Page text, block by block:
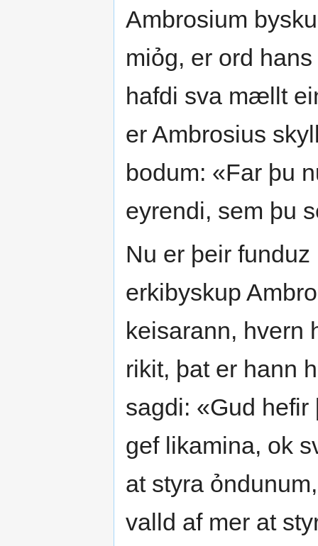
Ambrosium
miỏg, er ord
hafdi sva mællt
er Ambrosius
bodum: «Far þu
eyrendi, sem þu
Nu er þeir
erkibyskup
keisarann, hvern
rikit, þat er hann
sagdi: «Gud
gef likamina, ok
at styra
valld af mer at